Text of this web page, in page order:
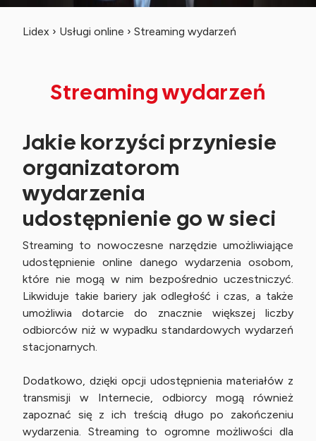
Lidex › Usługi online › Streaming wydarzeń
Streaming wydarzeń
Jakie korzyści przyniesie
organizatorom
wydarzenia
udostępnienie go w sieci
Streaming to nowoczesne narzędzie umożliwiające
udostępnienie online danego wydarzenia osobom,
które nie mogą w nim bezpośrednio uczestniczyć.
Likwiduje takie bariery jak odległość i czas, a także
umożliwia dotarcie do znacznie większej liczby
odbiorców niż w wypadku standardowych wydarzeń
stacjonarnych.
Dodatkowo, dzięki opcji udostępnienia materiałów z
transmisji w Internecie, odbiorcy mogą również
zapoznać się z ich treścią długo po zakończeniu
wydarzenia. Streaming to ogromne możliwości dla